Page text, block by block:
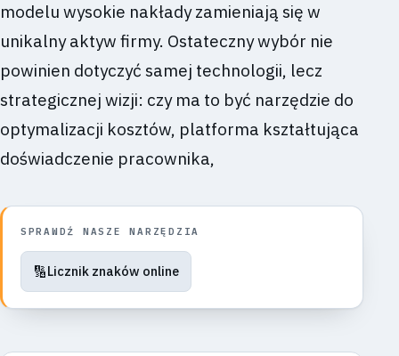
modelu wysokie nakłady zamieniają się w
unikalny aktyw firmy. Ostateczny wybór nie
powinien dotyczyć samej technologii, lecz
strategicznej wizji: czy ma to być narzędzie do
optymalizacji kosztów, platforma kształtująca
doświadczenie pracownika,
SPRAWDŹ NASZE NARZĘDZIA
🔢Licznik znaków online